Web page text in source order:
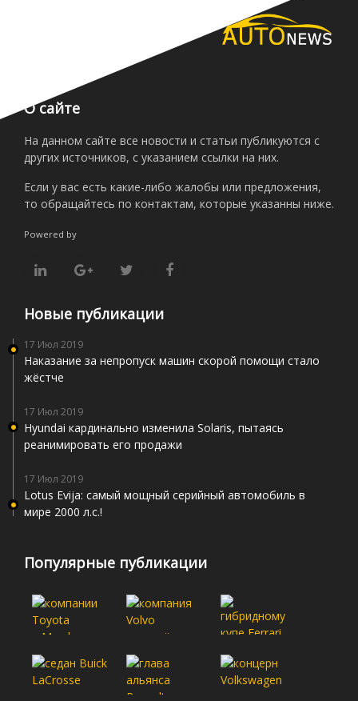
О сайте
На данном сайте все новости и статьи публикуются с
других источников, с указанием ссылки на них.
Если у вас есть какие-либо жалобы или предложения,
то обращайтесь по контактам, которые указанны ниже.
Powered by
Новые публикации
17 Июл 2019
Наказание за непропуск машин скорой помощи стало
жёстче
17 Июл 2019
Hyundai кардинально изменила Solaris, пытаясь
реанимировать его продажи
17 Июл 2019
Lotus Evija: самый мощный серийный автомобиль в
мире 2000 л.с.!
Популярные публикации